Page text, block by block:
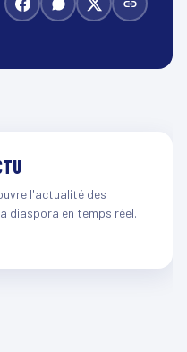
l'actualité des
diaspora en temps réel.